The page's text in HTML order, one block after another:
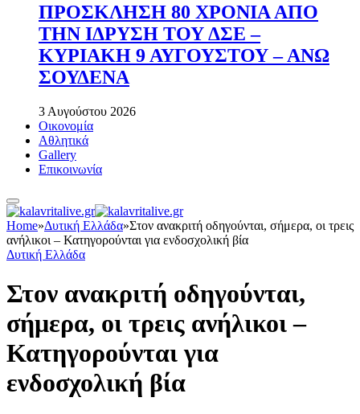
ΠΡΟΣΚΛΗΣΗ 80 ΧΡΟΝΙΑ ΑΠΟ
ΤΗΝ ΙΔΡΥΣΗ ΤΟΥ ΔΣΕ –
ΚΥΡΙΑΚΗ 9 ΑΥΓΟΥΣΤΟΥ – ΑΝΩ
ΣΟΥΔΕΝΑ
3 Αυγούστου 2026
Οικονομία
Αθλητικά
Gallery
Επικοινωνία
Home»Δυτική Ελλάδα»Στον ανακριτή οδηγούνται, σήμερα, οι τρεις
ανήλικοι – Κατηγορούνται για ενδοσχολική βία
Δυτική Ελλάδα
Στον ανακριτή οδηγούνται,
σήμερα, οι τρεις ανήλικοι –
Κατηγορούνται για
ενδοσχολική βία